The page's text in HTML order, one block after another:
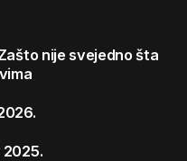
nije svejedno šta
2025.